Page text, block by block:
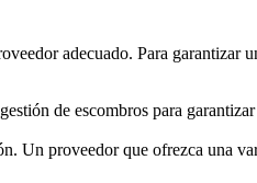
adecuado. Para garantizar
de escombros para
Un proveedor que ofrezca una